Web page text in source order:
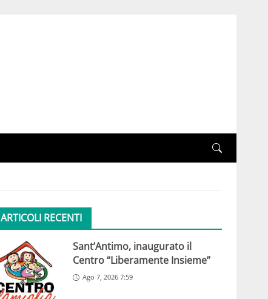
ARTICOLI RECENTI
Sant’Antimo, inaugurato il
Centro “Liberamente Insieme”
Ago 7, 2026 7:59